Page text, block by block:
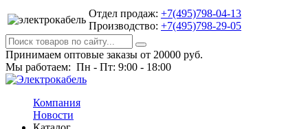
Отдел продаж: +7(495)798-04-13
Производство: +7(495)798-29-05
Принимаем оптовые заказы от 20000 руб.
Мы работаем: Пн - Пт: 9:00 - 18:00
Компания
Новости